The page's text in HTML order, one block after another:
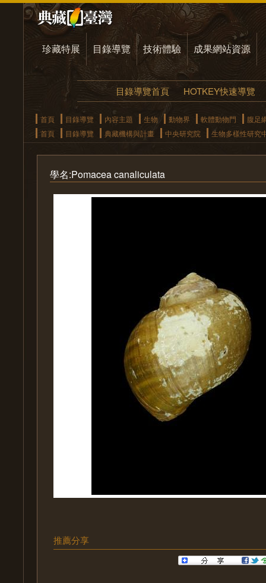
珍藏特展 目錄導覽 技術體驗 成果網站資源
目錄導覽首頁 HOTKEY快速導覽
首頁 目錄導覽 內容主題 生物 動物界 軟體動物門
腹足
首頁
目錄導覽 典藏機構與計畫 中央研究院 生物多樣性研究
學名:Pomacea canaliculata
推薦分享